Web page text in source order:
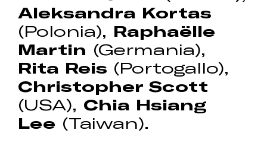
Aleksandra Kortas
(Polonia), Raphaëlle
Martin (Germania),
Rita Reis (Portogallo),
Christopher Scott
(USA), Chia Hsiang
Lee (Taiwan).